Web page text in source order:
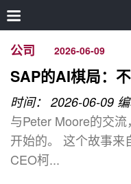
公司 2026-06-09
SAP的AI棋局：
时间： 2026-06-09
与Peter Moore的交
开始的。 这个故事来
CEO柯...